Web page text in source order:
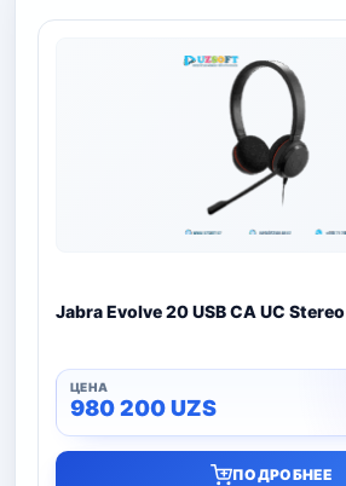
Jabra Evolve 20 USB CA UC Stereo
980 200UZS
ПОДРОБНЕЕ